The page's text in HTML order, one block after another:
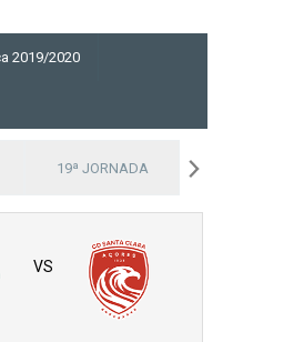
2019/2020
19ª JORNADA
VS